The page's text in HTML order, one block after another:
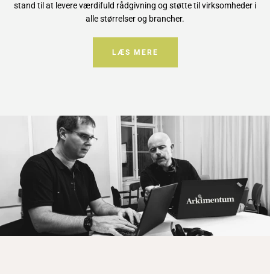
stand til at levere værdifuld rådgivning og støtte til virksomheder i
alle størrelser og brancher.
LÆS MERE